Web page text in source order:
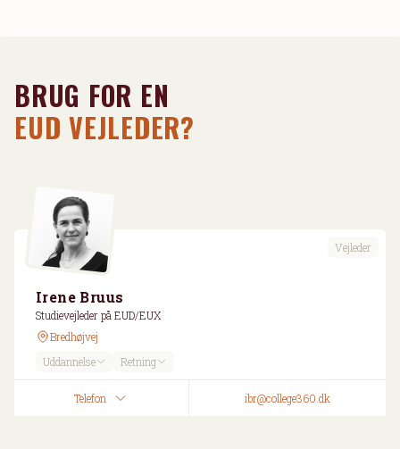
BRUG FOR EN
EUD VEJLEDER?
Vejleder
Irene Bruus
Studievejleder på EUD/EUX
Bredhøjvej
Uddannelse
Retning
Telefon ibr@college360.dk